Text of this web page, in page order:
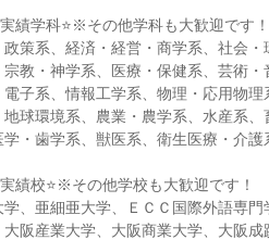
実績学科⭐※その他学科も大歓迎です！
政策系、経済・経営・商学系、社会
宗教・神学系、医療・保健系、芸術
電子系、情報工学系、物理・応用物
地球環境系、農業・農学系、水産系
学・歯学系、獣医系、衛生医療・介護
実績校⭐※その他学校も大歓迎です！
学、亜細亜大学、ＥＣＣ国際外語専
大阪産業大学、大阪商業大学、大阪